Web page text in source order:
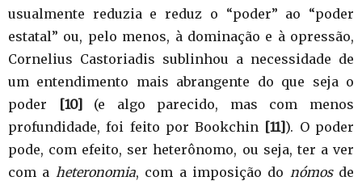
usualmente reduzia e reduz o “poder” ao “poder
estatal” ou, pelo menos, à dominação e à opressão,
Cornelius Castoriadis sublinhou a necessidade de
um entendimento mais abrangente do que seja o
poder
[10]
(e algo parecido, mas com menos
profundidade, foi feito por Bookchin [11] ). O poder
pode, com efeito, ser heterônomo, ou seja, ter a ver
com a heteronomia, com a imposição do nómosde